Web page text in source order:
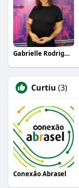
Gabrielle Rodrigues
Curtiu (3)
Conexão Abrasel